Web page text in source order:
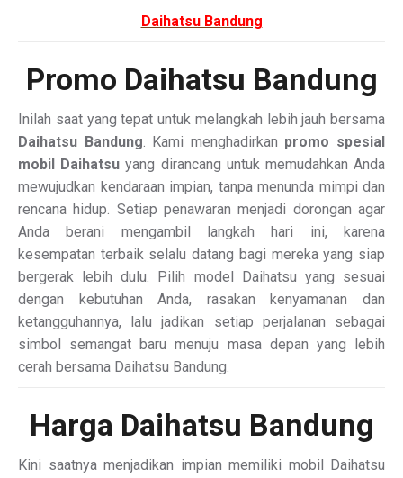
Daihatsu Bandung
Promo Daihatsu Bandung
Inilah saat yang tepat untuk melangkah lebih jauh bersama
Daihatsu Bandung. Kami menghadirkan promo spesial
mobil Daihatsu yang dirancang untuk memudahkan Anda
mewujudkan kendaraan impian, tanpa menunda mimpi dan
rencana hidup. Setiap penawaran menjadi dorongan agar
Anda berani mengambil langkah hari ini, karena
kesempatan terbaik selalu datang bagi mereka yang siap
bergerak lebih dulu. Pilih model Daihatsu yang sesuai
dengan kebutuhan Anda, rasakan kenyamanan dan
ketangguhannya, lalu jadikan setiap perjalanan sebagai
simbol semangat baru menuju masa depan yang lebih
cerah bersama Daihatsu Bandung.
Harga Daihatsu Bandung
Kini saatnya menjadikan impian memiliki mobil Daihatsu